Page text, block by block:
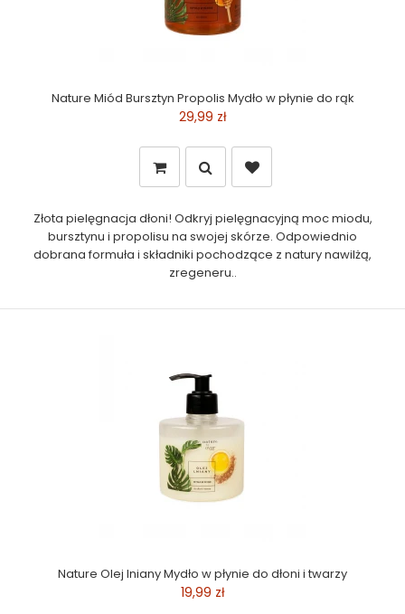
Nature Miód Bursztyn Propolis Mydło w płynie do rąk
29,99 zł
Złota pielęgnacja dłoni! Odkryj pielęgnacyjną moc miodu,
bursztynu i propolisu na swojej skórze. Odpowiednio
dobrana formuła i składniki pochodzące z natury nawilżą,
zregeneru..
Nature Olej lniany Mydło w płynie do dłoni i twarzy
19,99 zł